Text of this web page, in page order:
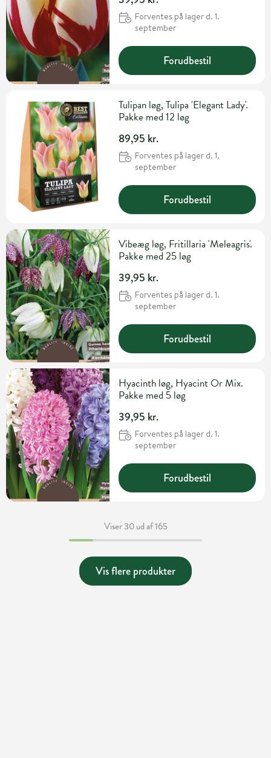
Forventes på lager d. 1.
september
Forudbestil
Tulipan løg, Tulipa 'Elegant Lady'.
Pakke med 12 løg
89,95 kr.
Forventes på lager d. 1.
september
Forudbestil
Vibeæg løg, Fritillaria 'Meleagris'.
Pakke med 25 løg
39,95 kr.
Forventes på lager d. 1.
september
Forudbestil
Hyacinth løg, Hyacint Or Mix.
Pakke med 5 løg
39,95 kr.
Forventes på lager d. 1.
september
Forudbestil
Viser 30 ud af 165
Vis flere produkter